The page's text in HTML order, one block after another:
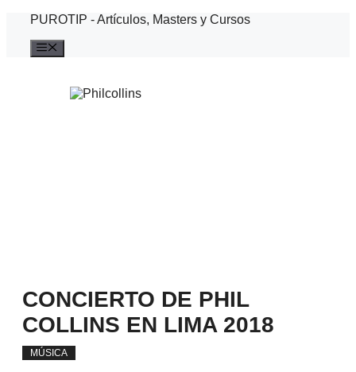
Saltar
contenido
PUROTIP - Artículos, Masters y Cursos
CONCIERTO DE PHIL
COLLINS EN LIMA 2018
MÚSICA